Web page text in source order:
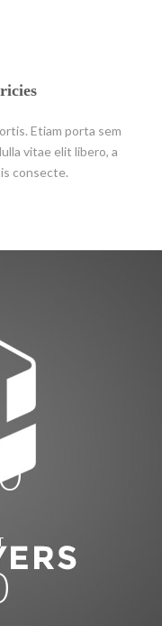
Etiam porta sem
vitae elit libero, a
consecte.